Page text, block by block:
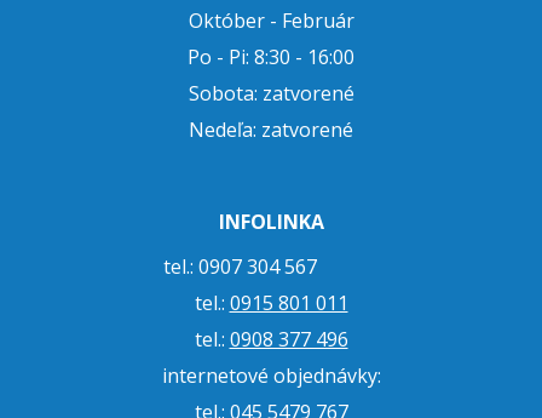
Október - Február
Po - Pi: 8:30 - 16:00
Sobota: zatvorené
Nedeľa: zatvorené
INFOLINKA
tel.: 0907 304 567
tel.: 0915 801 011
tel.: 0908 377 496
internetové objednávky:
tel.: 045 5479 767